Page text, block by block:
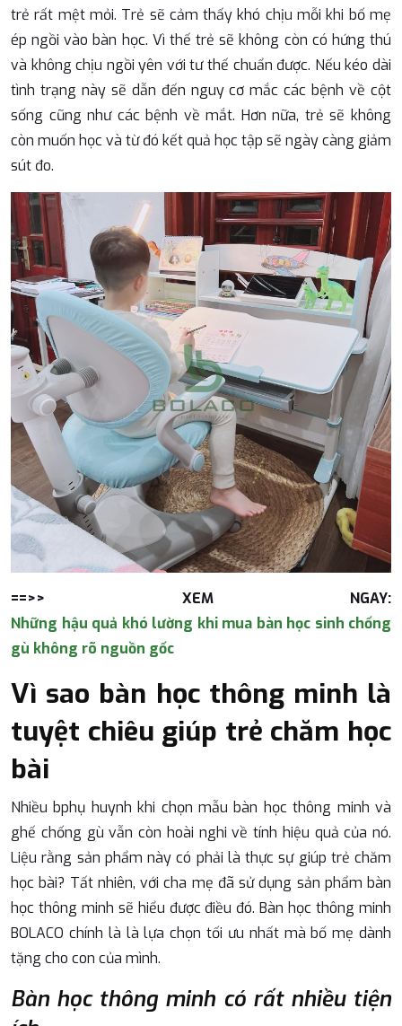
trẻ rất mệt mỏi. Trẻ sẽ cảm thấy khó chịu mỗi khi bố mẹ
ép ngồi vào bàn học. Vì thế trẻ sẽ không còn có hứng thú
và không chịu ngồi yên với tư thế chuẩn được. Nếu kéo dài
tình trạng này sẽ dẫn đến nguy cơ mắc các bệnh về cột
sống cũng như các bệnh về mắt. Hơn nữa, trẻ sẽ không
còn muốn học và từ đó kết quả học tập sẽ ngày càng giảm
sút đo.
==>> XEM NGAY:
Những hậu quả khó lường khi mua bàn học sinh chống
gù không rõ nguồn gốc
Vì sao bàn học thông minh là
tuyệt chiêu giúp trẻ chăm học
bài
Nhiều bphụ huynh khi chọn mẫu bàn học thông minh và
ghế chống gù vẫn còn hoài nghi về tính hiệu quả của nó.
Liệu rằng sản phẩm này có phải là thực sự giúp trẻ chăm
học bài? Tất nhiên, với cha mẹ đã sử dụng sản phẩm bàn
học thông minh sẽ hiểu được điều đó. Bàn học thông minh
BOLACO chính là là lựa chọn tối ưu nhất mà bố mẹ dành
tặng cho con của mình.
Bàn học thông minh có rất nhiều tiện